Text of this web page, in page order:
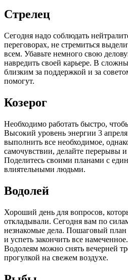
Стрелец
Сегодня надо соблюдать
переговорах, не стремиться
всем. Убавьте немного свою
навредить своей карьере. В
близким за поддержкой и за
помогут.
Козерог
Необходимо работать быстро,
Высокий уровень энергии 3
выполнить все необходимое,
самочувствии, делайте перерывы
Поделитесь своими планами с
влиятельными людьми.
Водолей
Хороший день для вопросов,
откладывали. Сегодня вам по
незнакомые дела. Пошаговый план
и успеть закончить все
Водолеям можно снять вечерней
прогулкой на свежем воздухе.